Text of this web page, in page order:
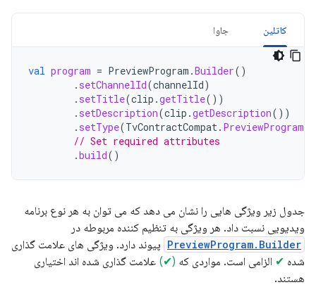
کاتلین جاوا
val program = PreviewProgram .Builder()
. setChannelId(channelId)
. setTitle(clip .getTitle())
. setDescription(clip .getDescription())
. setType(TvContractCompat. PreviewPrograms
// Set required attributes
.build()
جدول زیر ویژگی هایی را نشان می دهد که می توان به هر نوع برنامه
ویدیویی نسبت داد. هر ویژگی به تنظیم کننده مربوطه در
PreviewProgram.Builder پیوند دارد. ویژگی های علامت گذاری
شده ✔ الزامی است. مواردی که (✔) علامت گذاری شده اند اختیاری
هستند.